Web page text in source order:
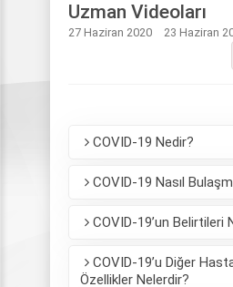
Uzman Videoları
27 Haziran 2020 23 Haziran
COVID-19 Nedir?
COVID-19 Nasıl
COVID-19’un Belirtileri
COVID-19’u Diğer
Özellikler Nelerdir?